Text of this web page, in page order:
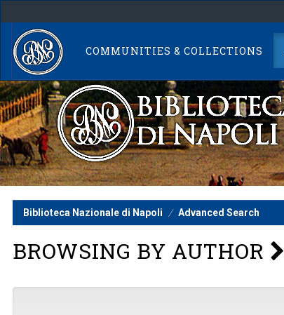
navigation
COMMUNITIES & COLLECTIONS
Biblioteca Nazionale di Napoli Advanced Search
BROWSING BY AUTHOR